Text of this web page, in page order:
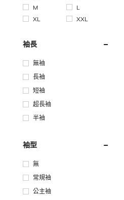
M
L
XL
XXL
袖長
無袖
長袖
短袖
超長袖
半袖
袖型
無
常規袖
公主袖